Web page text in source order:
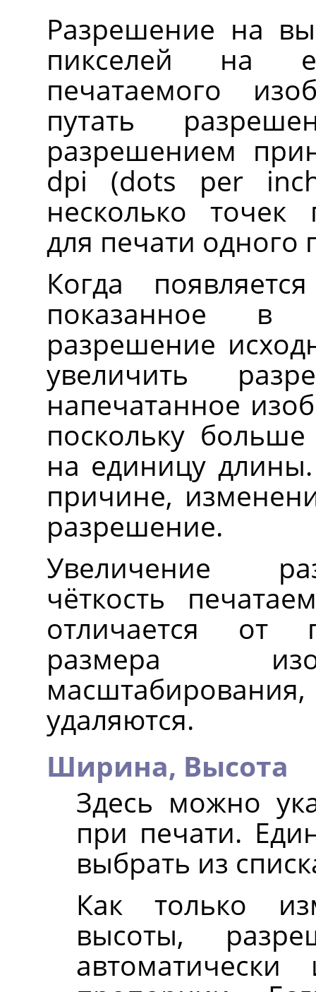
Разрешение на
пикселей на
печатаемого
путать
разрешением
dpi (dots per
несколько точек
для печати одного
Когда
показанное в
разрешение
увеличить
напечатанное
поскольку больше
на единицу
причине,
разрешение.
Увеличение
чёткость
отличается от
размера
удаляются.
Ширина, Высота
Здесь можно
при печати.
выбрать из
Как только
высоты,